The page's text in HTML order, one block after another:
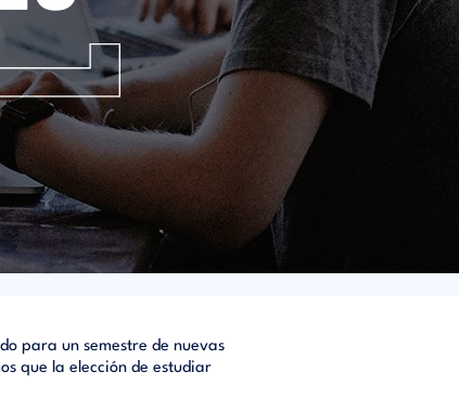
para un semestre de nuevas
que la elección de estudiar